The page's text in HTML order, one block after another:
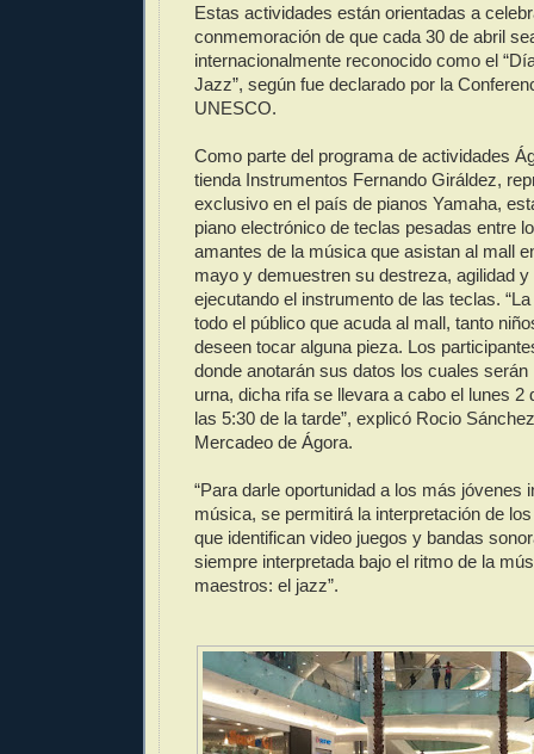
Estas actividades están orientadas a
conmemoración de que cada 30 de abril
internacionalmente reconocido como el
Jazz”, según fue declarado por la
UNESCO.
Como parte del programa de actividades
tienda Instrumentos Fernando Giráldez,
exclusivo en el país de pianos Yamaha,
piano electrónico de teclas pesadas entre
amantes de la música que asistan al mall
mayo y demuestren su destreza, agilidad
ejecutando el instrumento de las teclas.
todo el público que acuda al mall, tanto
deseen tocar alguna pieza. Los
donde anotarán sus datos los cuales serán
urna, dicha rifa se llevara a cabo el lunes 2
las 5:30 de la tarde”, explicó Rocio
Mercadeo de Ágora.
“Para darle oportunidad a los más jóvenes
música, se permitirá la interpretación de
que identifican video juegos y bandas
siempre interpretada bajo el ritmo de la
maestros: el jazz”.